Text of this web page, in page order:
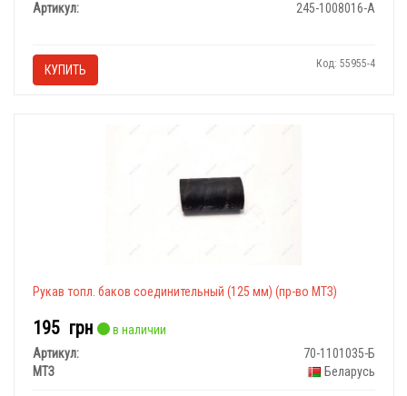
Артикул:
245-1008016-А
КУПИТЬ Код: 55955-4
Рукав топл. баков соединительный (125 мм) (пр-во МТЗ)
195 грн
в наличии
Артикул:
70-1101035-Б
МТЗ
Беларусь